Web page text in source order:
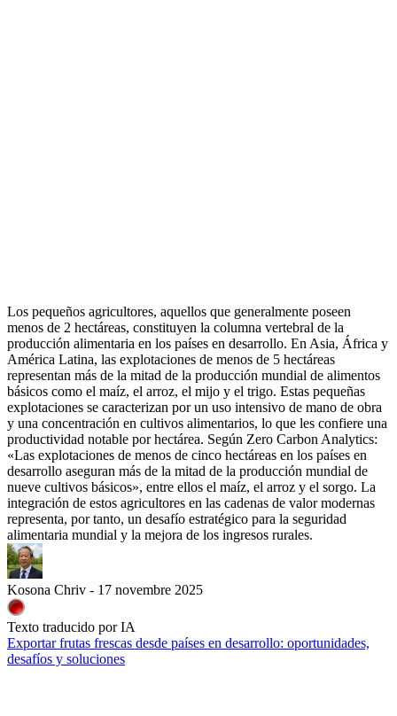
Los pequeños agricultores, aquellos que generalmente poseen
menos de 2 hectáreas, constituyen la columna vertebral de la
producción alimentaria en los países en desarrollo. En Asia, África y
América Latina, las explotaciones de menos de 5 hectáreas
representan más de la mitad de la producción mundial de alimentos
básicos como el maíz, el arroz, el mijo y el trigo. Estas pequeñas
explotaciones se caracterizan por un uso intensivo de mano de obra
y una concentración en cultivos alimentarios, lo que les confiere una
productividad notable por hectárea. Según Zero Carbon Analytics:
«Las explotaciones de menos de cinco hectáreas en los países en
desarrollo aseguran más de la mitad de la producción mundial de
nueve cultivos básicos», entre ellos el maíz, el arroz y el sorgo. La
integración de estos agricultores en las cadenas de valor modernas
representa, por tanto, un desafío estratégico para la seguridad
alimentaria mundial y la mejora de los ingresos rurales.
Kosona Chriv - 17 novembre 2025
Texto traducido por IA
Exportar frutas frescas desde países en desarrollo: oportunidades,
desafíos y soluciones